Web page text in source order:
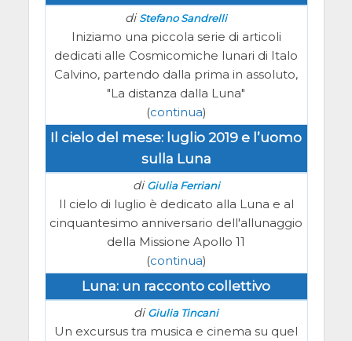
diStefano Sandrelli
Iniziamo una piccola serie di articoli
dedicati alle Cosmicomiche lunari di Italo
Calvino, partendo dalla prima in assoluto,
"La distanza dalla Luna"
(continua)
Il cielo del mese: luglio 2019 e l’uomo
sulla Luna
diGiulia Ferriani
Il cielo di luglio è dedicato alla Luna e al
cinquantesimo anniversario dell'allunaggio
della Missione Apollo 11
(continua)
Luna: un racconto collettivo
diGiulia Tincani
Un excursus tra musica e cinema su quel